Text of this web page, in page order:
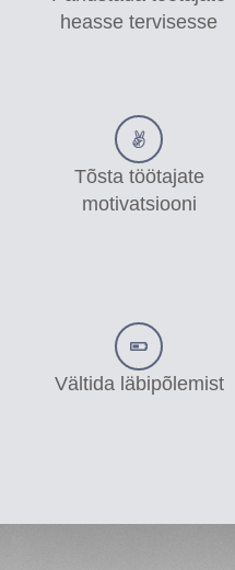
heasse tervisesse
Tõsta töötajate
motivatsiooni
Vältida läbipõlemist